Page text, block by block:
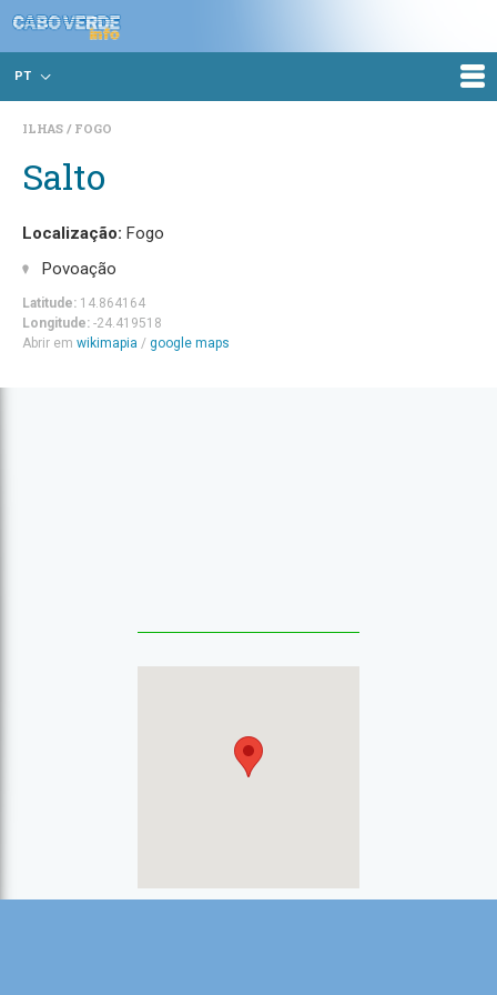
PT
ILHAS FOGO
Salto
Localização: Fogo
Povoação
Latitude: 14.864164
Longitude: -24.419518
Abrir em wikimapia / google maps